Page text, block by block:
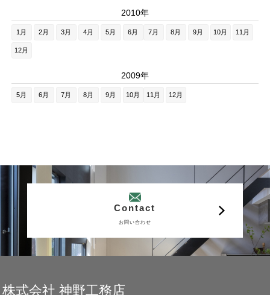
2010年
1月 2月 3月 4月 5月 6月 7月 8月 9月 10月 11月
12月
2009年
5月 6月 7月 8月 9月 10月 11月 12月
Contact
お問い合わせ
株式会社 神野工務店